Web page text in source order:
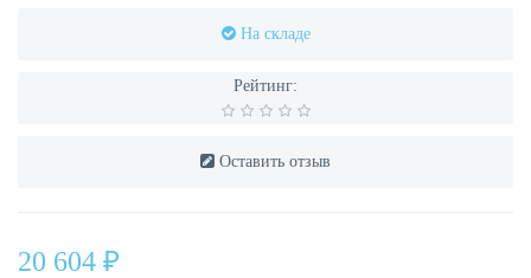
На складе
Рейтинг:
Оставить отзыв
20 604 ₽